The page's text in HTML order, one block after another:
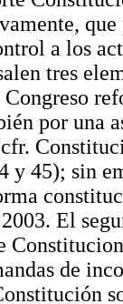
a los
tres
por una
y 45); sin
El
de